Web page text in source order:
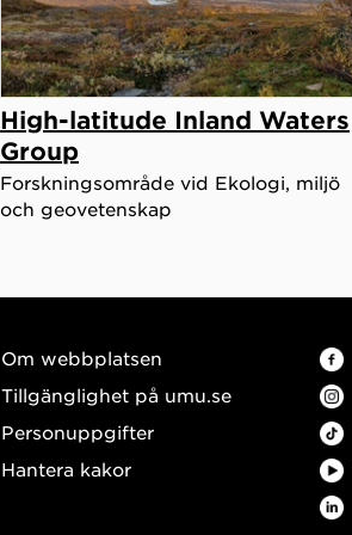
High-latitude Inland Waters
Group
Forskningsområde vid Ekologi, miljö
och geovetenskap
Om webbplatsen
Tillgänglighet på umu.se
Personuppgifter
Hantera kakor